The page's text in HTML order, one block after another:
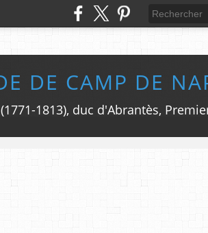
DE CAMP DE